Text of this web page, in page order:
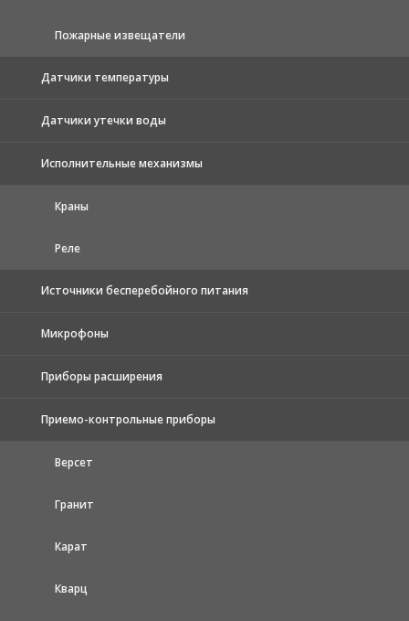
Пожарные извещатели
Датчики температуры
Датчики утечки воды
Исполнительные механизмы
Краны
Реле
Источники бесперебойного питания
Микрофоны
Приборы расширения
Приемо-контрольные приборы
Версет
Гранит
Карат
Кварц